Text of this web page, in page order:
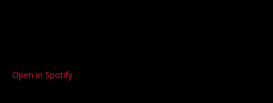
Open in Spotify